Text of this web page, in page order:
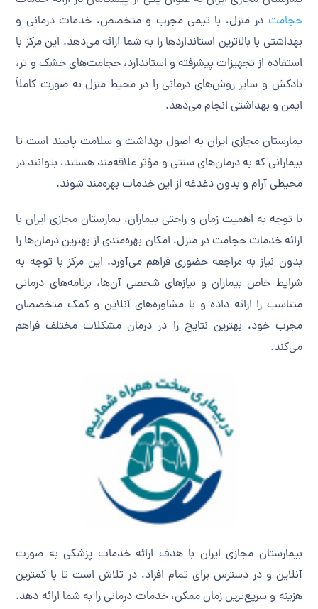
حجامت در منزل، با تیمی مجرب و متخصص، خدمات درمانی و
بهداشتی با بالاترین استانداردها را به شما ارائه می‌دهد. این مرکز با
استفاده از تجهیزات پیشرفته و استاندارد، حجامت‌های خشک و تر،
بادکش و سایر روش‌های درمانی را در محیط منزل به صورت کاملاً
ایمن و بهداشتی انجام می‌دهد.
یمارستان مجازی ایران به اصول بهداشت و سلامت پایبند است تا
بیمارانی که به درمان‌های سنتی و مؤثر علاقه‌مند هستند، بتوانند در
محیطی آرام و بدون دغدغه از این خدمات بهره‌مند شوند.
با توجه به اهمیت زمان و راحتی بیماران، یمارستان مجازی ایران با
ارائه خدمات حجامت در منزل، امکان بهره‌مندی از بهترین درمان‌ها را
بدون نیاز به مراجعه حضوری فراهم می‌آورد. این مرکز با توجه به
شرایط خاص بیماران و نیازهای شخصی آن‌ها، برنامه‌های درمانی
متناسب را ارائه داده و با مشاوره‌های آنلاین و کمک متخصصان
مجرب خود، بهترین نتایج را در درمان مشکلات مختلف فراهم
می‌کند.
بیمارستان مجازی ایران با هدف ارائه خدمات پزشکی به صورت
آنلاین و در دسترس برای تمام افراد، در تلاش است تا با کمترین
هزینه و سریع‌ترین زمان ممکن، خدمات درمانی را به شما ارائه دهد.